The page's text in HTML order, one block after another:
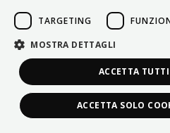
TARGETING
MOSTRA DETTAGLI
ACCETTA
ACCETTA SOLO